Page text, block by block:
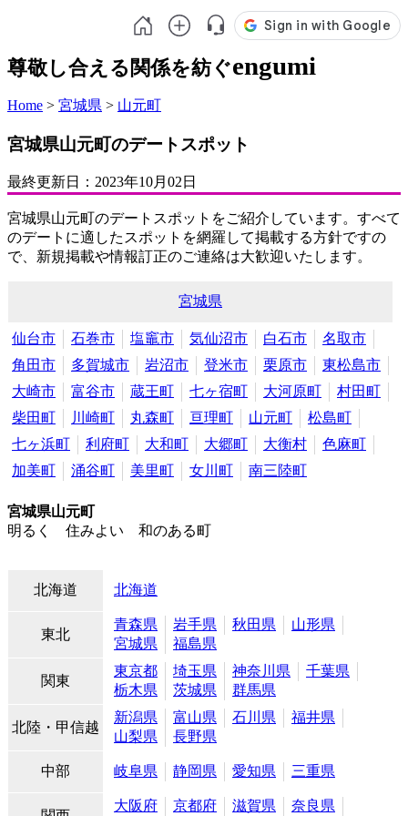
尊敬し合える関係を紡ぐengumi
Home > 宮城県 > 山元町
宮城県山元町のデートスポット
最終更新日： 2023年10月02日
宮城県山元町のデートスポットをご紹介しています。すべて
のデートに適したスポットを網羅して掲載する方針ですの
で、新規掲載や情報訂正のご連絡は大歓迎いたします。
宮城県
仙台市 石巻市 塩竈市 気仙沼市 白石市
名取市
角田市
多賀城市 岩沼市 登米市 栗原市
東松島市
大崎市
富谷市 蔵王町 七ヶ宿町 大河原町
村田町
柴田町
川崎町 丸森町 亘理町 山元町
松島町
七ヶ浜町
利府町 大和町 大郷町 大衡村
色麻町
加美町
涌谷町 美里町 女川町 南三陸町
宮城県山元町
明るく 住みよい 和のある町
北海道 北海道
東北
青森県 岩手県 秋田県
山形県
宮城県
福島県
関東
東京都 埼玉県 神奈川県
千葉県
栃木県
茨城県 群馬県
北陸・甲信越
新潟県 富山県 石川県
福井県
山梨県
長野県
中部 岐阜県 静岡県 愛知県 三重県
大阪府 京都府 滋賀県 奈良県